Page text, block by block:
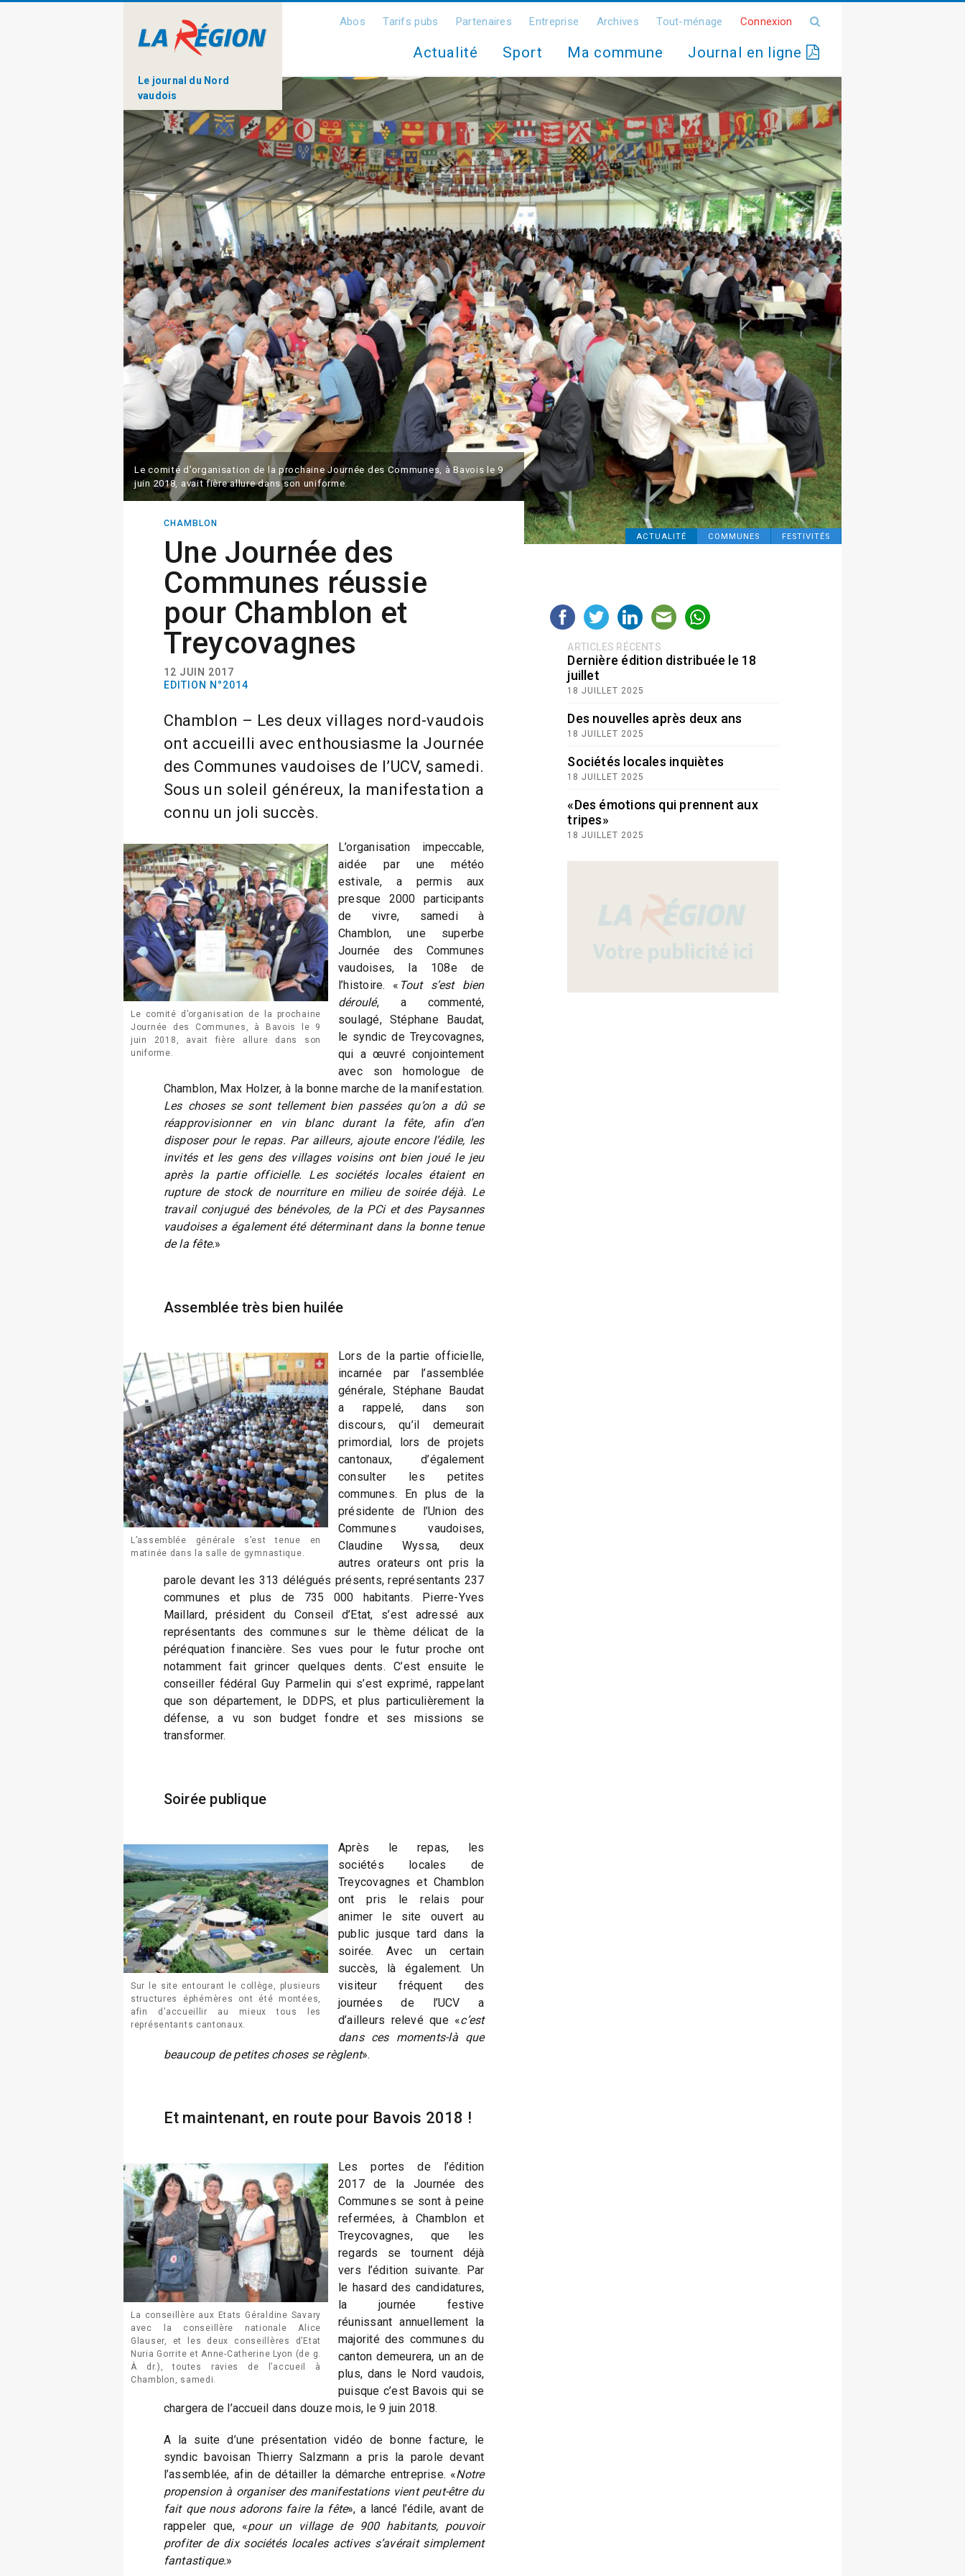
Le journal du Nord
vaudois
Abos Tarifs pubs Partenaires Entreprise Archives Tout-ménage Connexion
Actualité Sport Ma commune Journal en ligne
ACTUALITÉ COMMUNES FESTIVITÉS
Le comité d’organisation de la prochaine Journée des Communes, à Bavois le 9
juin 2018, avait fière allure dans son uniforme.
CHAMBLON
Une Journée des
Communes réussie
pour Chamblon et
Treycovagnes
12 JUIN 2017
EDITION N°2014
Chamblon – Les deux villages nord-vaudois
ont accueilli avec enthousiasme la Journée
des Communes vaudoises de l’UCV, samedi.
Sous un soleil généreux, la manifestation a
connu un joli succès.
Le comité d’organisation de la prochaine
Journée des Communes, à Bavois le 9
juin 2018, avait fière allure dans son
uniforme.
L’organisation impeccable,
aidée par une météo
estivale, a permis aux
presque 2000 participants
de vivre, samedi à
Chamblon, une superbe
Journée des Communes
vaudoises, la 108e de
l’histoire. « Tout s’est bien
déroulé, a commenté,
soulagé, Stéphane Baudat,
le syndic de Treycovagnes,
qui a œuvré conjointement
avec son homologue de
Chamblon, Max Holzer, à la bonne marche de la manifestation.
Les choses se sont tellement bien passées qu’on a dû se
réapprovisionner en vin blanc durant la fête, afin d’en
disposer pour le repas. Par ailleurs, ajoute encore l’édile, les
invités et les gens des villages voisins ont bien joué le jeu
après la partie officielle. Les sociétés locales étaient en
rupture de stock de nourriture en milieu de soirée déjà. Le
travail conjugué des bénévoles, de la PCi et des Paysannes
vaudoises a également été déterminant dans la bonne tenue
de la fête.»
Assemblée très bien huilée
L’assemblée générale s’est tenue en
matinée dans la salle de gymnastique.
Lors de la partie officielle,
incarnée par l’assemblée
générale, Stéphane Baudat
a rappelé, dans son
discours, qu’il demeurait
primordial, lors de projets
cantonaux, d’également
consulter les petites
communes. En plus de la
présidente de l’Union des
Communes vaudoises,
Claudine Wyssa, deux
autres orateurs ont pris la
parole devant les 313 délégués présents, représentants 237
communes et plus de 735 000 habitants. Pierre-Yves
Maillard, président du Conseil d’Etat, s’est adressé aux
représentants des communes sur le thème délicat de la
péréquation financière. Ses vues pour le futur proche ont
notamment fait grincer quelques dents. C’est ensuite le
conseiller fédéral Guy Parmelin qui s’est exprimé, rappelant
que son département, le DDPS, et plus particulièrement la
défense, a vu son budget fondre et ses missions se
transformer.
Soirée publique
Sur le site entourant le collège, plusieurs
structures éphémères ont été montées,
afin d’accueillir au mieux tous les
représentants cantonaux.
Après le repas, les
sociétés locales de
Treycovagnes et Chamblon
ont pris le relais pour
animer le site ouvert au
public jusque tard dans la
soirée. Avec un certain
succès, là également. Un
visiteur fréquent des
journées de l’UCV a
d’ailleurs relevé que «c’est
dans ces moments-là que
beaucoup de petites choses se règlent».
Et maintenant, en route pour Bavois 2018 !
La conseillère aux Etats Géraldine Savary
avec la conseillère nationale Alice
Glauser, et les deux conseillères d’Etat
Nuria Gorrite et Anne-Catherine Lyon (de g.
À dr.), toutes ravies de l’accueil à
Chamblon, samedi.
Les portes de l’édition
2017 de la Journée des
Communes se sont à peine
refermées, à Chamblon et
Treycovagnes, que les
regards se tournent déjà
vers l’édition suivante. Par
le hasard des candidatures,
la journée festive
réunissant annuellement la
majorité des communes du
canton demeurera, un an de
plus, dans le Nord vaudois,
puisque c’est Bavois qui se
chargera de l’accueil dans douze mois, le 9 juin 2018.
A la suite d’une présentation vidéo de bonne facture, le
syndic bavoisan Thierry Salzmann a pris la parole devant
l’assemblée, afin de détailler la démarche entreprise. «Notre
propension à organiser des manifestations vient peut-être du
fait que nous adorons faire la fête», a lancé l’édile, avant de
rappeler que, «pour un village de 900 habitants, pouvoir
profiter de dix sociétés locales actives s’avérait simplement
fantastique.»
ARTICLES RÉCENTS
Dernière édition distribuée le 18
juillet
18 JUILLET 2025
Des nouvelles après deux ans
18 JUILLET 2025
Sociétés locales inquiètes
18 JUILLET 2025
«Des émotions qui prennent aux
tripes»
18 JUILLET 2025